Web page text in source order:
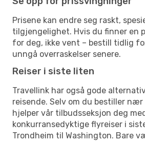
Prisene kan endre seg raskt,
tilgjengelighet. Hvis du finner en
for deg, ikke vent – bestill tidlig
unngå overraskelser senere.
Reiser i siste liten
Travellink har også gode
reisende. Selv om du bestiller
hjelper vår tilbudsseksjon deg
konkurransedyktige flyreiser i
Trondheim til Washington. Bare